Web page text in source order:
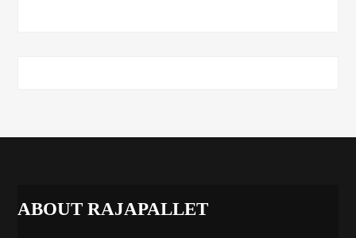
ABOUT RAJAPALLET